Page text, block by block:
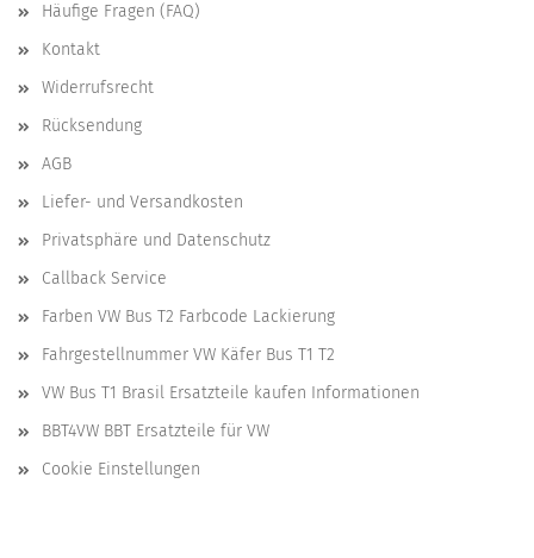
Häufige Fragen (FAQ)
Kontakt
Widerrufsrecht
Rücksendung
AGB
Liefer- und Versandkosten
Privatsphäre und Datenschutz
Callback Service
Farben VW Bus T2 Farbcode Lackierung
Fahrgestellnummer VW Käfer Bus T1 T2
VW Bus T1 Brasil Ersatzteile kaufen Informationen
BBT4VW BBT Ersatzteile für VW
Cookie Einstellungen